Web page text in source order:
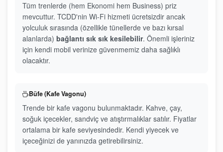
Tüm trenlerde (hem Ekonomi hem Business) priz
mevcuttur. TCDD'nin Wi-Fi hizmeti ücretsizdir ancak
yolculuk sırasında (özellikle tünellerde ve bazı kırsal
alanlarda) bağlantı sık sık kesilebilir. Önemli işleriniz
için kendi mobil verinize güvenmemiz daha sağlıklı
olacaktır.
Büfe (Kafe Vagonu)
Trende bir kafe vagonu bulunmaktadır. Kahve, çay,
soğuk içecekler, sandviç ve atıştırmalıklar satılır. Fiyatlar
ortalama bir kafe seviyesindedir. Kendi yiyecek ve
içeceğinizi de yanınızda getirebilirsiniz.